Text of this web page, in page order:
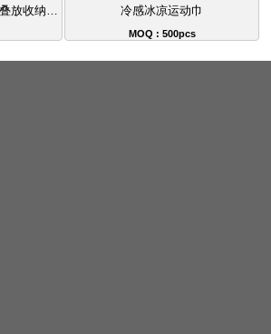
冷感冰凉运动巾
MOQ : 500pcs